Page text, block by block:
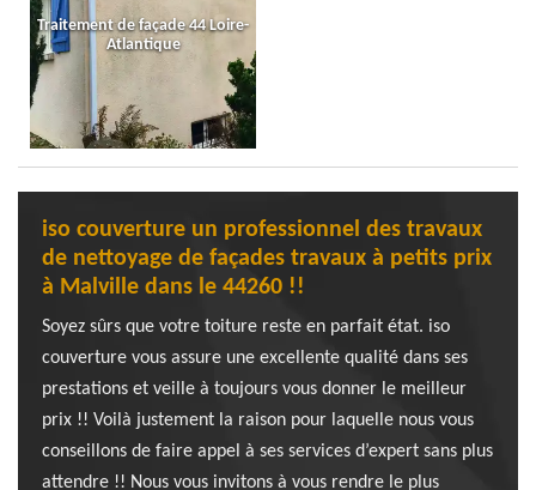
Traitement de façade 44 Loire-
Atlantique
iso couverture un professionnel des travaux
de nettoyage de façades travaux à petits prix
à Malville dans le 44260 !!
Soyez sûrs que votre toiture reste en parfait état. iso
couverture vous assure une excellente qualité dans ses
prestations et veille à toujours vous donner le meilleur
prix !! Voilà justement la raison pour laquelle nous vous
conseillons de faire appel à ses services d’expert sans plus
attendre !! Nous vous invitons à vous rendre le plus